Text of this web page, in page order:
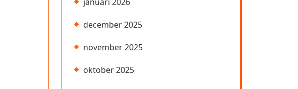
december 2025
november 2025
oktober 2025